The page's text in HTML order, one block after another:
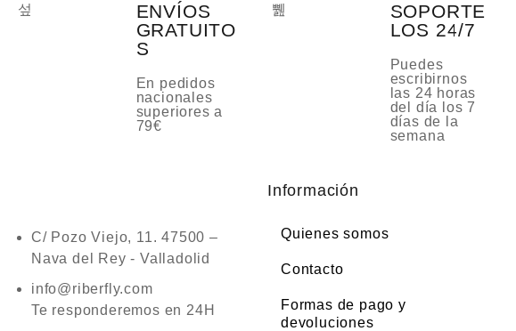
ENVÍOS
GRATUITO
S
En pedidos
nacionales
superiores a
79€
SOPORTE
LOS 24/7
Puedes
escribirnos
las 24 horas
del día los 7
días de la
semana
C/ Pozo Viejo, 11. 47500 –
Nava del Rey - Valladolid
info@riberfly.com
Te responderemos en 24H
Información
Quienes somos
Contacto
Formas de pago y
devoluciones